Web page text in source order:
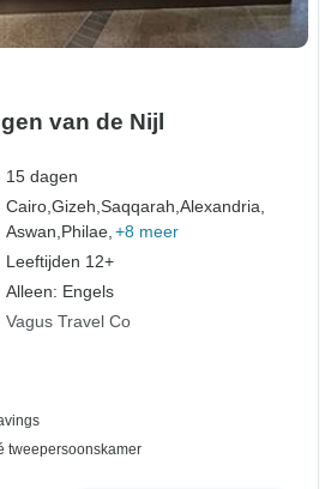
van de Nijl
15 dagen
Cairo,Gizeh,Saqqarah,Alexandria,
Aswan, Philae, +8 meer
Leeftijden 12+
Alleen: Engels
Vagus Travel Co
tweepersoonskamer